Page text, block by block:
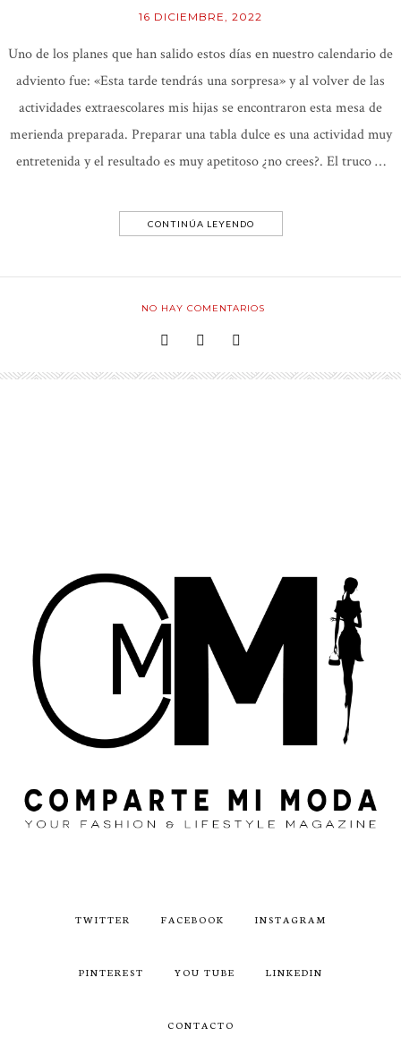
16 DICIEMBRE, 2022
Uno de los planes que han salido estos días en nuestro calendario de
adviento fue: «Esta tarde tendrás una sorpresa» y al volver de las
actividades extraescolares mis hijas se encontraron esta mesa de
merienda preparada. Preparar una tabla dulce es una actividad muy
entretenida y el resultado es muy apetitoso ¿no crees?. El truco …
CONTINÚA LEYENDO
NO HAY COMENTARIOS
TWITTER FACEBOOK INSTAGRAM
PINTEREST YOU TUBE LINKEDIN
CONTACTO